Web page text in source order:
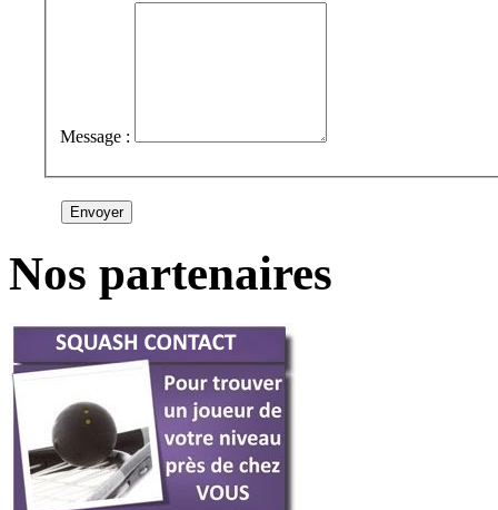
Message :
Nos partenaires